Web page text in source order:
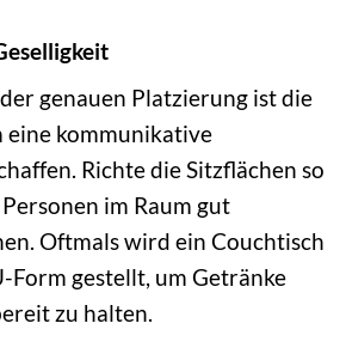
genauen Platzierung ist die
eine kommunikative
Richte die Sitzflächen so
Personen im Raum gut
Oftmals wird ein Couchtisch
Form gestellt, um Getränke
zu halten.